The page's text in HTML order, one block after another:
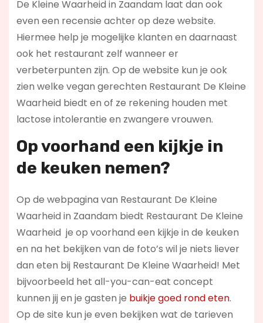
De Kleine Waarheid in Zaandam laat dan ook
even een recensie achter op deze website.
Hiermee help je mogelijke klanten en daarnaast
ook het restaurant zelf wanneer er
verbeterpunten zijn. Op de website kun je ook
zien welke vegan gerechten Restaurant De Kleine
Waarheid biedt en of ze rekening houden met
lactose intolerantie en zwangere vrouwen.
Op voorhand een kijkje in
de keuken nemen?
Op de webpagina van Restaurant De Kleine
Waarheid in Zaandam biedt Restaurant De Kleine
Waarheid je op voorhand een kijkje in de keuken
en na het bekijken van de foto’s wil je niets liever
dan eten bij Restaurant De Kleine Waarheid! Met
bijvoorbeeld het all-you-can-eat concept
kunnen jij en je gasten je buikje goed rond eten.
Op de site kun je even bekijken wat de tarieven